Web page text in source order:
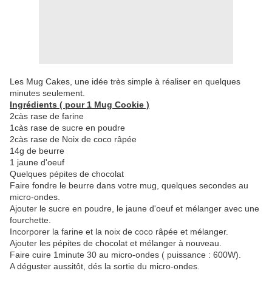
Les Mug Cakes, une idée très simple à réaliser en quelques
minutes seulement.
Ingrédients ( pour 1 Mug Cookie )
2càs rase de farine
1càs rase de sucre en poudre
2càs rase de Noix de coco râpée
14g de beurre
1 jaune d'oeuf
Quelques pépites de chocolat
Faire fondre le beurre dans votre mug, quelques secondes au
micro-ondes.
Ajouter le sucre en poudre, le jaune d'oeuf et mélanger avec une
fourchette.
Incorporer la farine et la noix de coco râpée et mélanger.
Ajouter les pépites de chocolat et mélanger à nouveau.
Faire cuire 1minute 30 au micro-ondes ( puissance : 600W).
A déguster aussitôt, dés la sortie du micro-ondes.